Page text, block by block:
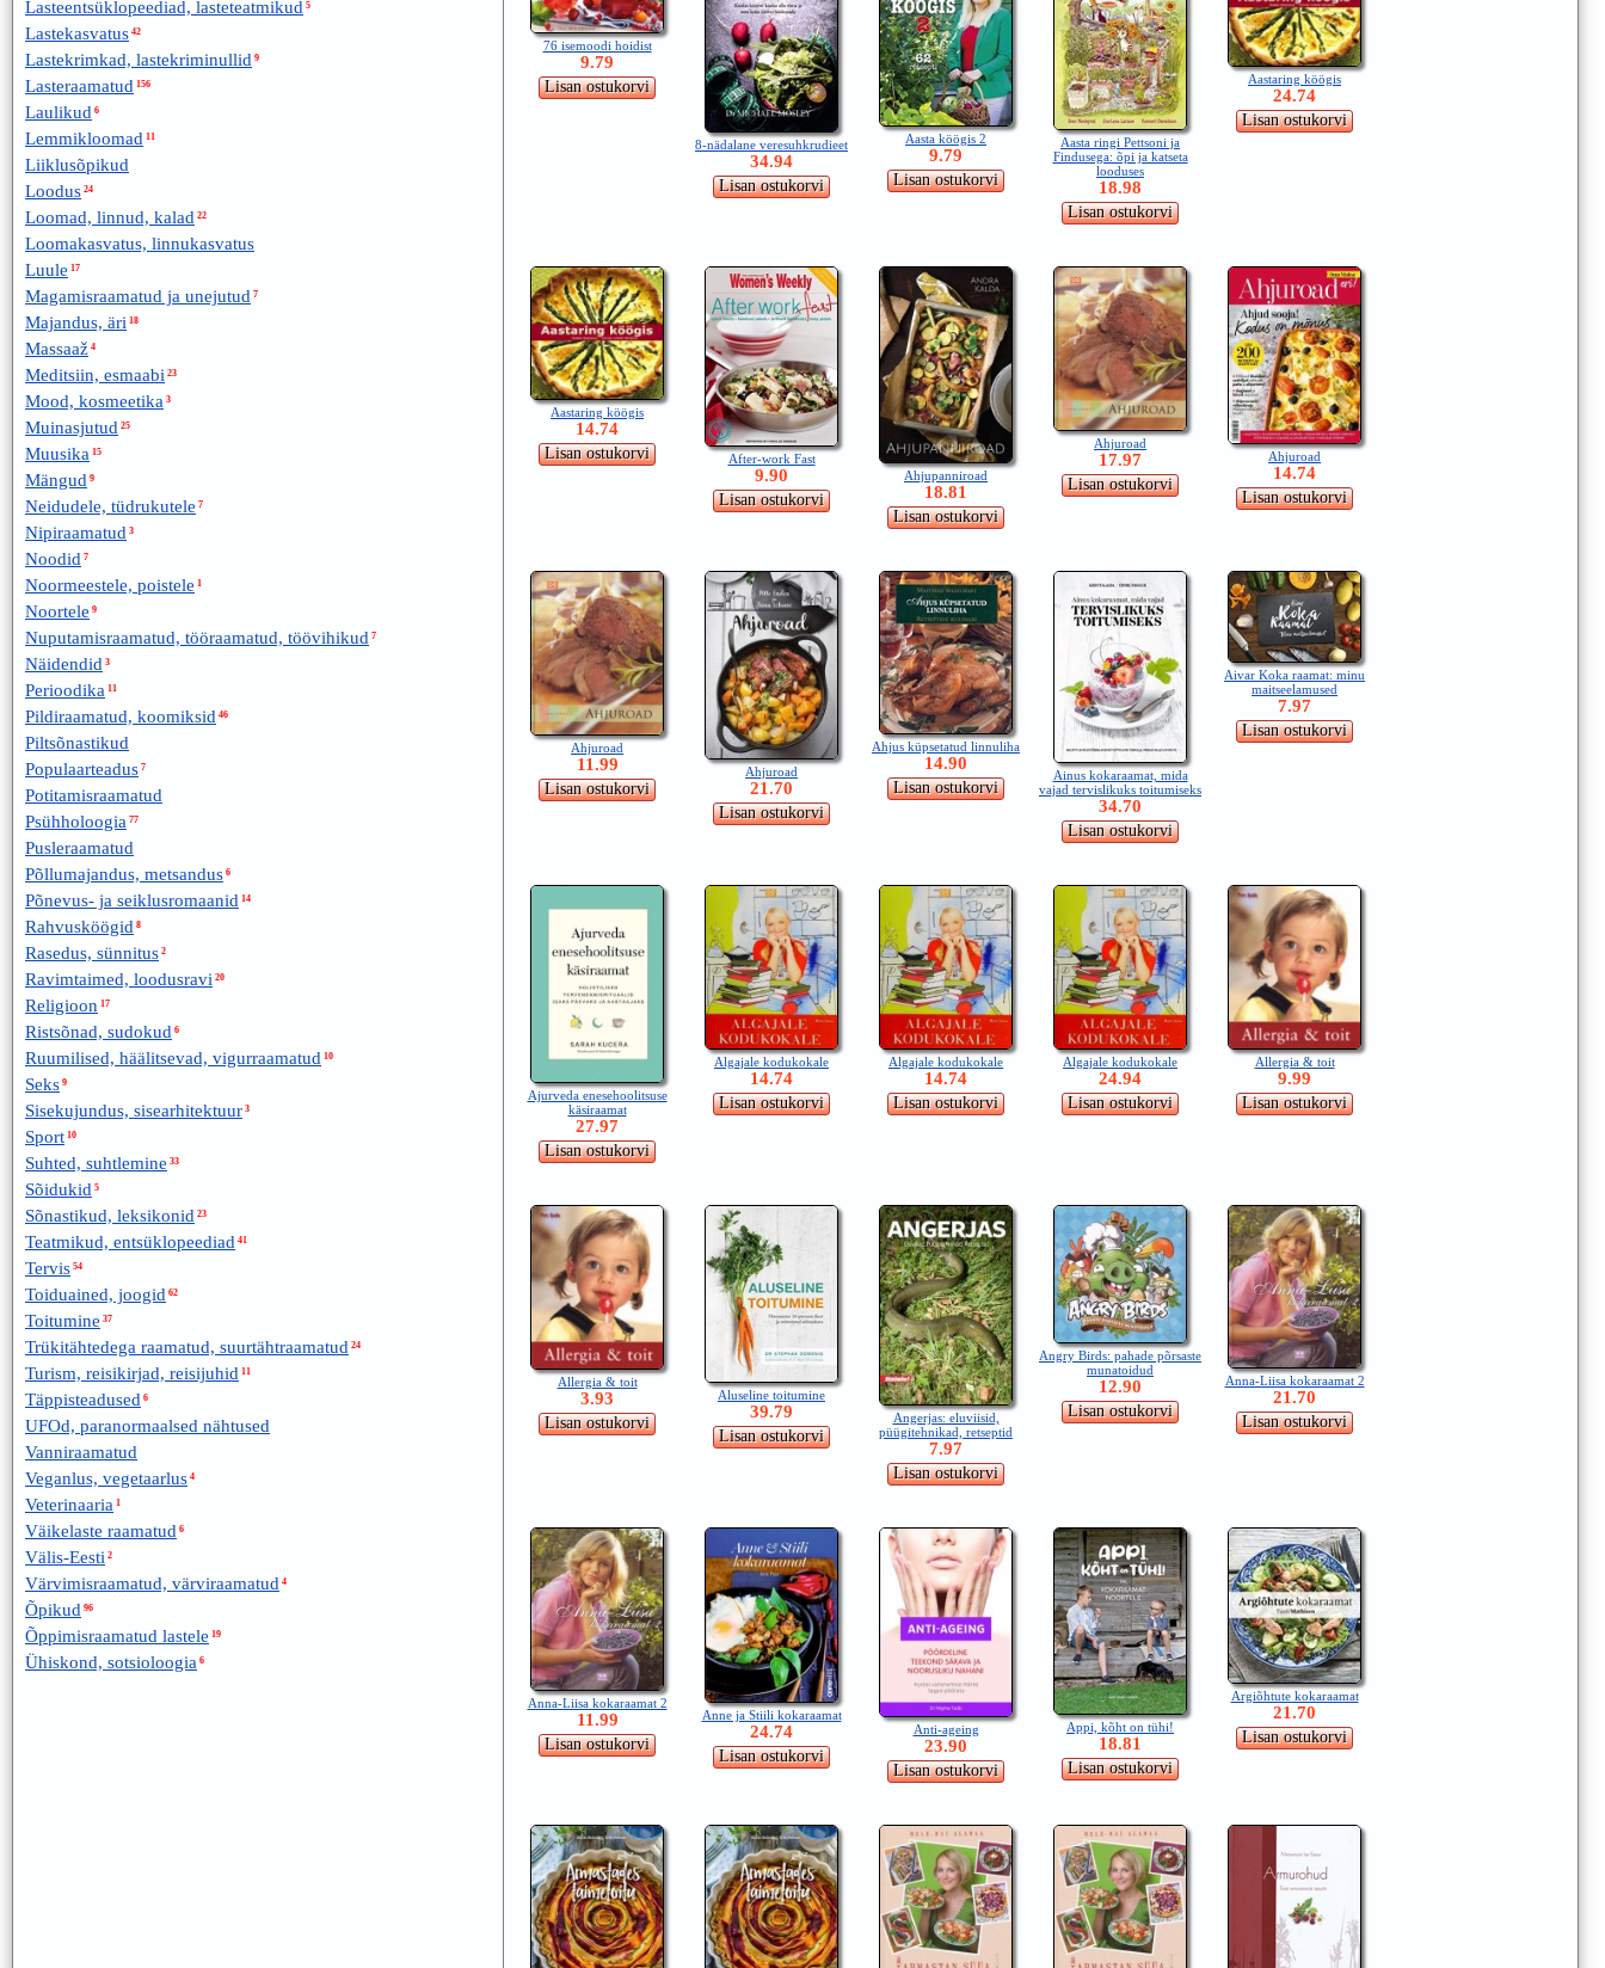
Lasteentsüklopeediad, lasteteatmikud 5
Lastekasvatus 42
Lastekrimkad, lastekriminullid 9
Lasteraamatud 156
Laulikud 6
Lemmikloomad 11
Liiklusõpikud
Loodus 24
Loomad, linnud, kalad 22
Loomakasvatus, linnukasvatus
Luule 17
Magamisraamatud ja unejutud 7
Majandus, äri 18
Massaaž 4
Meditsiin, esmaabi 23
Mood, kosmeetika 3
Muinasjutud 25
Muusika 15
Mängud 9
Neidudele, tüdrukutele 7
Nipiraamatud 3
Noodid 7
Noormeestele, poistele 1
Noortele 9
Nuputamisraamatud, tööraamatud, töövihikud 7
Näidendid 3
Perioodika 11
Pildiraamatud, koomiksid 46
Piltsõnastikud
Populaarteadus 7
Potitamisraamatud
Psühholoogia 77
Pusleraamatud
Põllumajandus, metsandus 6
Põnevus- ja seiklusromaanid 14
Rahvusköögid 8
Rasedus, sünnitus 2
Ravimtaimed, loodusravi 20
Religioon 17
Ristsõnad, sudokud 6
Ruumilised, häälitsevad, vigurraamatud 10
Seks 9
Sisekujundus, sisearhitektuur 3
Sport 10
Suhted, suhtlemine 33
Sõidukid 5
Sõnastikud, leksikonid 23
Teatmikud, entsüklopeediad 41
Tervis 54
Toiduained, joogid 62
Toitumine 37
Trükitähtedega raamatud, suurtähtraamatud 24
Turism, reisikirjad, reisijuhid 11
Täppisteadused 6
UFOd, paranormaalsed nähtused
Vanniraamatud
Veganlus, vegetaarlus 4
Veterinaaria 1
Väikelaste raamatud 6
Välis-Eesti 2
Värvimisraamatud, värviraamatud 4
Õpikud 96
Õppimisraamatud lastele 19
Ühiskond, sotsioloogia 6
76 isemoodi hoidist
9.79
8-nädalane veresuhkrudieet
34.94
Aasta köögis 2
9.79
Aasta ringi Pettsoni ja
Findusega: õpi ja katseta
looduses
18.98
Aastaring köögis
24.74
Aastaring köögis
14.74
After-work Fast
9.90 Ahjupanniroad
18.81
Ahjuroad
17.97 Ahjuroad
14.74
Ahjuroad
11.99 Ahjuroad
21.70
Ahjus küpsetatud linnuliha
14.90
Ainus kokaraamat, mida
vajad tervislikuks toitumiseks
34.70
Aivar Koka raamat: minu
maitseelamused
7.97
Ajurveda enesehoolitsuse
käsiraamat
27.97
Algajale kodukokale
14.74
Algajale kodukokale
14.74
Algajale kodukokale
24.94
Allergia & toit
9.99
Allergia & toit
3.93 Aluseline toitumine
39.79
Angerjas: eluviisid,
püügitehnikad, retseptid
7.97
Angry Birds: pahade põrsaste
munatoidud
12.90 Anna-Liisa kokaraamat 2
21.70
Anna-Liisa kokaraamat 2
11.99 Anne ja Stiili kokaraamat
24.74 Anti-ageing
23.90
Appi, kõht on tühi!
18.81
Argiõhtute kokaraamat
21.70